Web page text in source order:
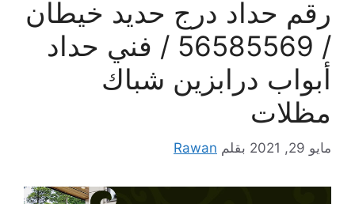
رقم حداد درج حديد خيطان
/ 56585569 / فني حداد
أبواب درابزين شباك
مظلات
مايو 29, 2021 بقلم Rawan